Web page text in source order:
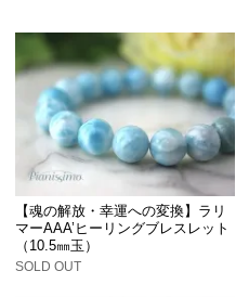
【魂の解放・幸運への変換】ラリ
マーAAA’ヒーリングブレスレット
（10.5㎜玉）
SOLD OUT